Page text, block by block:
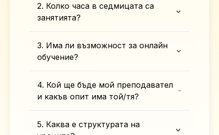
2. Колко часа в седмицата са
занятията?
3. Има ли възможност за онлайн
обучение?
4. Кой ще бъде мой преподавател
и какъв опит има той/тя?
5. Каква е структурата на